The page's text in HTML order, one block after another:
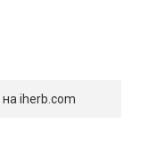
на iherb.com